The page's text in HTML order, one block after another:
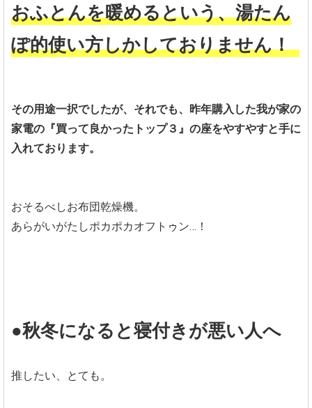
おふとんを暖めるという、湯たん
ぽ的使い方しかしておりません！
その用途一択でしたが、それでも、昨年購入した我が家の
家電の『買って良かったトップ３』の座をやすやすと手に
入れております。
おそるべしお布団乾燥機。
あらがいがたしポカポカオフトゥン…！
●秋冬になると寝付きが悪い人へ
推したい、とても。